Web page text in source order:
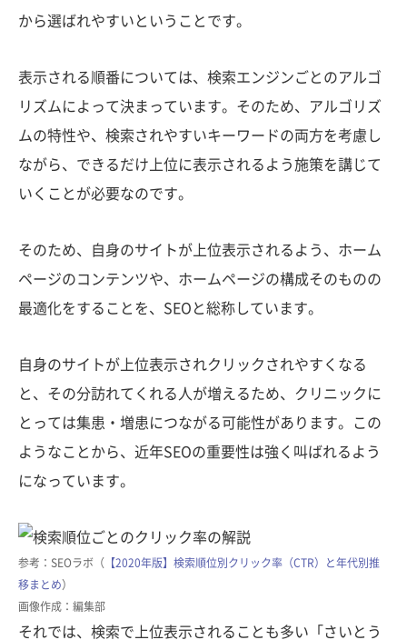
から選ばれやすいということです。
表示される順番については、検索エンジンごとのアルゴ
リズムによって決まっています。そのため、アルゴリズ
ムの特性や、検索されやすいキーワードの両方を考慮し
ながら、できるだけ上位に表示されるよう施策を講じて
いくことが必要なのです。
そのため、自身のサイトが上位表示されるよう、ホーム
ページのコンテンツや、ホームページの構成そのものの
最適化をすることを、SEOと総称しています。
自身のサイトが上位表示されクリックされやすくなる
と、その分訪れてくれる人が増えるため、クリニックに
とっては集患・増患につながる可能性があります。この
ようなことから、近年SEOの重要性は強く叫ばれるよう
になっています。
参考：SEOラボ（ 【2020年版】検索順位別クリック率（CTR）と年代別推
移まとめ）
画像作成：編集部
それでは、検索で上位表示されることも多い「さいとう